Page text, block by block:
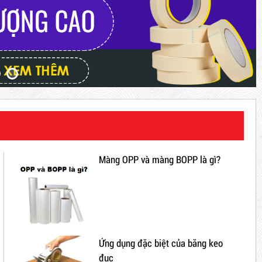
Màng OPP và màng BOPP là gì?
Ứng dụng đặc biệt của băng keo
đục